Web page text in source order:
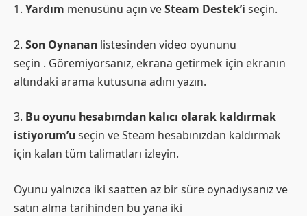
1. Yardım menüsünü açın veSteam Destek’i seçin.
2. Son Oynanan listesinden video oyununu
seçin . Göremiyorsanız, ekrana getirmek için ekranın
altındaki arama kutusuna adını yazın.
3. Bu oyunu hesabımdan kalıcı olarak kaldırmak
istiyorum’useçin ve Steam hesabınızdan kaldırmak
için kalan tüm talimatları izleyin.
Oyunu yalnızca iki saatten az bir süre oynadıysanız ve
satın alma tarihinden bu yana iki